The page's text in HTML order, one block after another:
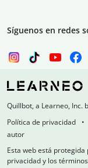
Síguenos en redes
Quillbot, a Learneo, Inc.
Política de privacidad
autor
Esta web está protegida
privacidad y los